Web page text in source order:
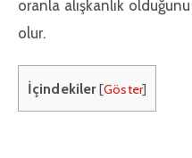
oranla alışkanlık
olur.
İçindekiler [Göster]